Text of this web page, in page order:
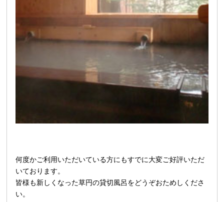
何度かご利用いただいている方にもすでに大変ご好評いただ
いております。
皆様も新しくなった草円の貸切風呂をどうぞおためしくださ
い。